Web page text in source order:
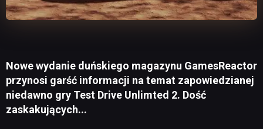
Nowe wydanie duńskiego magazynu GamesReactor
przynosi garść informacji na temat zapowiedzianej
niedawno gry Test Drive Unlimted 2. Dość
zaskakujących...